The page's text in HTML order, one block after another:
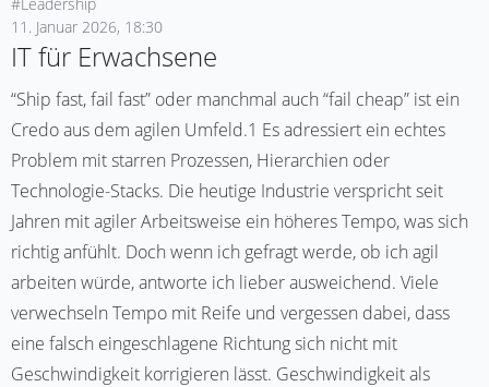
11. Januar 2026, 18:30
IT für Erwachsene
“Ship fast, fail fast” oder manchmal auch “fail cheap” ist ein
Credo aus dem agilen Umfeld.1 Es adressiert ein echtes
Problem mit starren Prozessen, Hierarchien oder
Technologie-Stacks. Die heutige Industrie verspricht seit
Jahren mit agiler Arbeitsweise ein höheres Tempo, was sich
richtig anfühlt. Doch wenn ich gefragt werde, ob ich agil
arbeiten würde, antworte ich lieber ausweichend. Viele
verwechseln Tempo mit Reife und vergessen dabei, dass
eine falsch eingeschlagene Richtung sich nicht mit
Geschwindigkeit korrigieren lässt. Geschwindigkeit als